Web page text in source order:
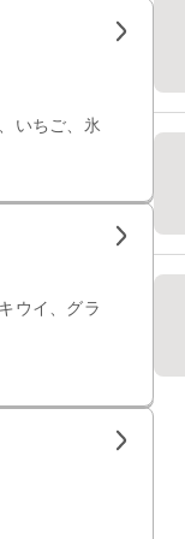
いちご、氷
ウイ、グラ